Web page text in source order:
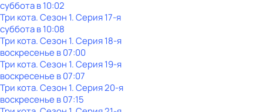
субботав10:02
Три кота. Сезон 1. Серия 17-я
субботав10:08
Три кота. Сезон 1. Серия 18-я
воскресенье в07:00
Три кота. Сезон 1. Серия 19-я
воскресенье в07:07
Три кота. Сезон 1. Серия 20-я
воскресенье в07:15